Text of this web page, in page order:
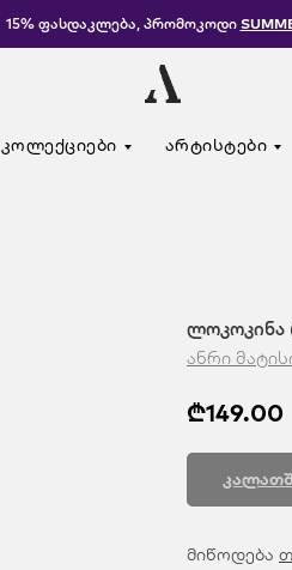
15% ფასდაკლება, პრომოკოდი
კოლექციები არტისტები
ლოკოკინა
ანრი
₾149.00
მიწოდება